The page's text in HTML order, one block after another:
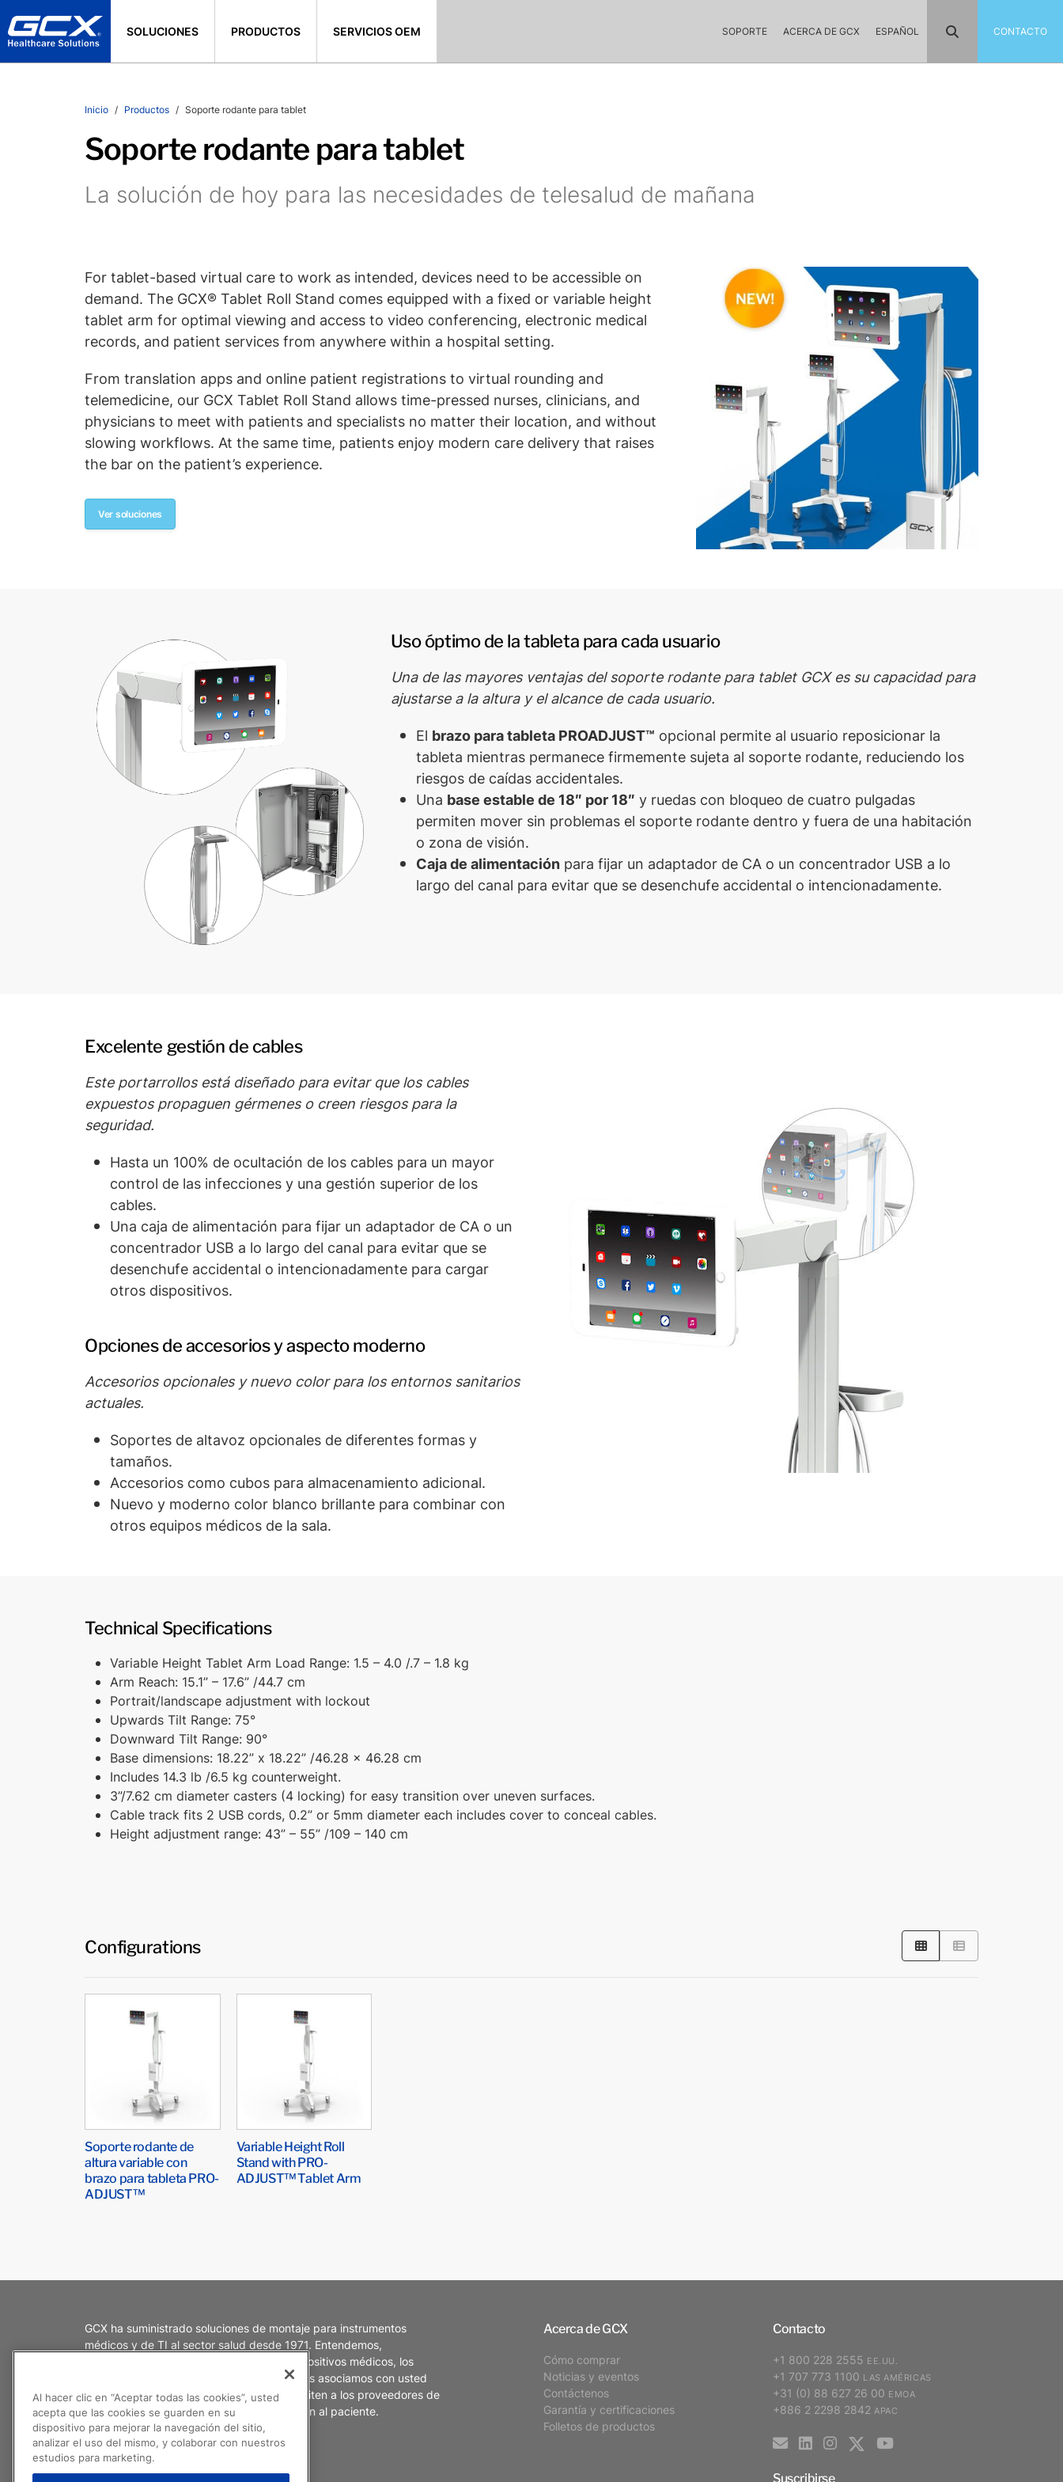
SOLUCIONES PRODUCTOS SERVICIOS OEM SOPORTE ACERCA DE GCX ESPAÑOL CONTACTO
Inicio Productos Soporte rodante para tablet
Soporte rodante para tablet
La solución de hoy para las necesidades de telesalud de mañana
For tablet-based virtual care to work as intended, devices need to be accessible on
demand. The GCX® Tablet Roll Stand comes equipped with a fixed or variable height
tablet arm for optimal viewing and access to video conferencing, electronic medical
records, and patient services from anywhere within a hospital setting.
From translation apps and online patient registrations to virtual rounding and
telemedicine, our GCX Tablet Roll Stand allows time-pressed nurses, clinicians, and
physicians to meet with patients and specialists no matter their location, and without
slowing workflows. At the same time, patients enjoy modern care delivery that raises
the bar on the patient’s experience.
Ver soluciones
Uso óptimo de la tableta para cada usuario
Una de las mayores ventajas del soporte rodante para tablet GCX es su capacidad para
ajustarse a la altura y el alcance de cada usuario.
El brazo para tableta PROADJUST™ opcional permite al usuario reposicionar la
tableta mientras permanece firmemente sujeta al soporte rodante, reduciendo los
riesgos de caídas accidentales.
Una base estable de 18″ por 18″ y ruedas con bloqueo de cuatro pulgadas
permiten mover sin problemas el soporte rodante dentro y fuera de una habitación
o zona de visión.
Caja de alimentaciónpara fijar un adaptador de CA o un concentrador USB a lo
largo del canal para evitar que se desenchufe accidental o intencionadamente.
Excelente gestión de cables
Este portarrollos está diseñado para evitar que los cables
expuestos propaguen gérmenes o creen riesgos para la
seguridad.
Hasta un 100% de ocultación de los cables para un mayor
control de las infecciones y una gestión superior de los
cables.
Una caja de alimentación para fijar un adaptador de CA o un
concentrador USB a lo largo del canal para evitar que se
desenchufe accidental o intencionadamente para cargar
otros dispositivos.
Opciones de accesorios y aspecto moderno
Accesorios opcionales y nuevo color para los entornos sanitarios
actuales.
Soportes de altavoz opcionales de diferentes formas y
tamaños.
Accesorios como cubos para almacenamiento adicional.
Nuevo y moderno color blanco brillante para combinar con
otros equipos médicos de la sala.
Technical Specifications
Variable Height Tablet Arm Load Range: 1.5 – 4.0 /​.7 – 1.8 kg
Arm Reach: 15.1” – 17.6” /​44.7 cm
Portrait/​landscape adjustment with lockout
Upwards Tilt Range: 75°
Downward Tilt Range: 90°
Base dimensions: 18.22” x 18.22” /​46.28 x 46.28 cm
Includes 14.3 lb /​6.5 kg counterweight.
3”/7.62 cm diameter casters (4 locking) for easy transition over uneven surfaces.
Cable track fits 2 USB cords, 0.2” or 5mm diameter each includes cover to conceal cables.
Height adjustment range: 43” – 55” /​109 – 140 cm
Configurations
Soporte rodante de
altura variable con
brazo para tableta PRO-
ADJUST™
Variable Height Roll
Stand with PRO-
ADJUST™ Tablet Arm
GCX ha suministrado soluciones de montaje para instrumentos
médicos y de TI al sector salud desde 1971. Entendemos,
especialmente, la interacción entre los dispositivos médicos, los
usuarios y los entornos del sector salud. Nos asociamos con usted
para crear productos de montaje que permiten a los proveedores de
salud brindar la más alta calidad en atención al paciente.
Acerca de GCX
Cómo comprar
Noticias y eventos
Contáctenos
Garantía y certificaciones
Folletos de productos
Contacto
+1 800 228 2555 EE.UU.
+1 707 773 1100 LAS AMÉRICAS
+31 (0) 88 627 26 00 EMOA
+886 2 2298 2842 APAC
Suscribirse
Al hacer clic en “Aceptar todas las cookies”, usted
acepta que las cookies se guarden en su
dispositivo para mejorar la navegación del sitio,
analizar el uso del mismo, y colaborar con nuestros
estudios para marketing.